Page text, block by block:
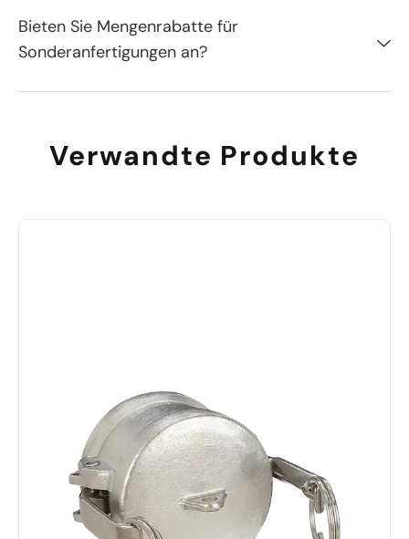
Bieten Sie Mengenrabatte für
Sonderanfertigungen an?
Verwandte Produkte